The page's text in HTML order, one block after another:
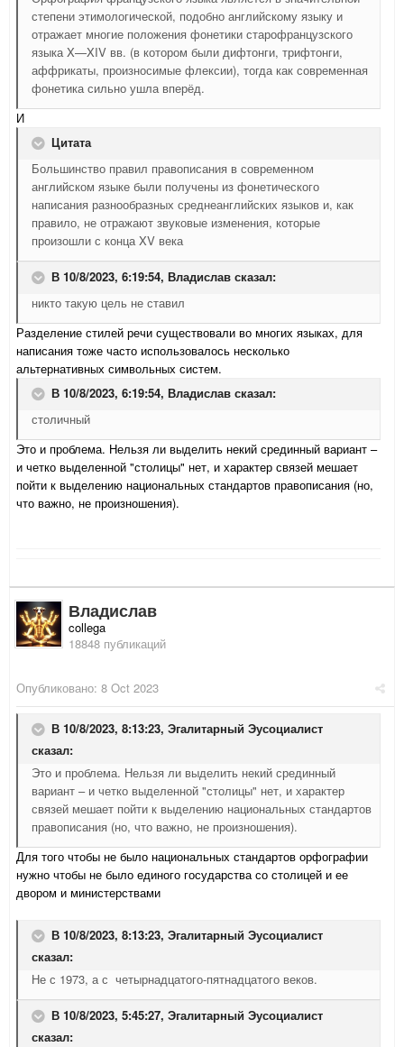
степени этимологической, подобно английскому языку и
отражает многие положения фонетики старофранцузского
языка X—XIV вв. (в котором были дифтонги, трифтонги,
аффрикаты, произносимые флексии), тогда как современная
фонетика сильно ушла вперёд.
И
Цитата
Большинство правил правописания в современном
английском языке были получены из фонетического
написания разнообразных среднеанглийских языков и, как
правило, не отражают звуковые изменения, которые
произошли с конца XV века
В 10/8/2023, 6:19:54, Владислав сказал:
никто такую цель не ставил
Разделение стилей речи существовали во многих языках, для
написания тоже часто использовалось несколько
альтернативных символьных систем.
В 10/8/2023, 6:19:54, Владислав сказал:
столичный
Это и проблема. Нельзя ли выделить некий срединный вариант –
и четко выделенной "столицы" нет, и характер связей мешает
пойти к выделению национальных стандартов правописания (но,
что важно, не произношения).
Владислав
collega
18848 публикаций
Опубликовано: 8 Oct 2023
В 10/8/2023, 8:13:23, Эгалитарный Эусоциалист
сказал:
Это и проблема. Нельзя ли выделить некий срединный
вариант – и четко выделенной "столицы" нет, и характер
связей мешает пойти к выделению национальных стандартов
правописания (но, что важно, не произношения).
Для того чтобы не было национальных стандартов орфографии
нужно чтобы не было единого государства со столицей и ее
двором и министерствами
В 10/8/2023, 8:13:23, Эгалитарный Эусоциалист
сказал:
Не с 1973, а с четырнадцатого-пятнадцатого веков.
В 10/8/2023, 5:45:27, Эгалитарный Эусоциалист
сказал: